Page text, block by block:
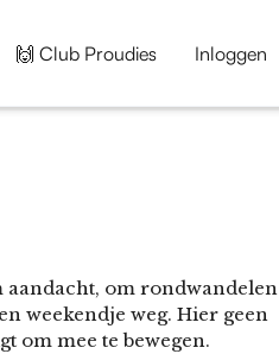
🙌 Club Proudies Inloggen
aandacht, om rondwandelen
weekendje weg. Hier geen
om mee te bewegen.